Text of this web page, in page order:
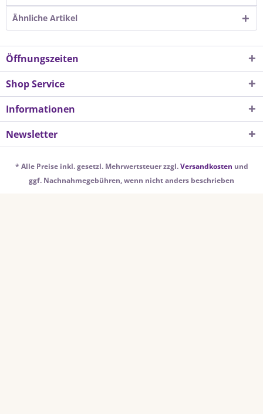
Ähnliche Artikel
Öffnungszeiten
Shop Service
Informationen
Newsletter
* Alle Preise inkl. gesetzl. Mehrwertsteuer zzgl.Versandkosten und
ggf. Nachnahmegebühren, wenn nicht anders beschrieben